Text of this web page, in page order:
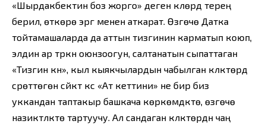
«Шырдакбектин боз жорго» деген күүлөрдү терең
берилүү, өткөрө эргүү менен аткарат. Өзгөчө Датка
тойтамашаларда да аттын тизгинин карматып коюп,
элдин ар түркүн оюнзоогун, салтанатын сыпаттаган
«Тизгин күүнү», кыл кыякчылардын чабылган күлүктөрдү
сүрөттөгөн сүйүктүү күүсү «Ат кеттини» не бир биз
уккандан таптакыр башкача көркөмдүктө, өзгөчө
назиктүүлүктө тартуучу. Ал сандаган күлүктөрдүн чаң